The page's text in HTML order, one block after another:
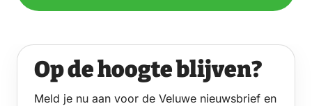
Op de hoogte blijven?
Meld je nu aan voor de Veluwe nieuwsbrief en